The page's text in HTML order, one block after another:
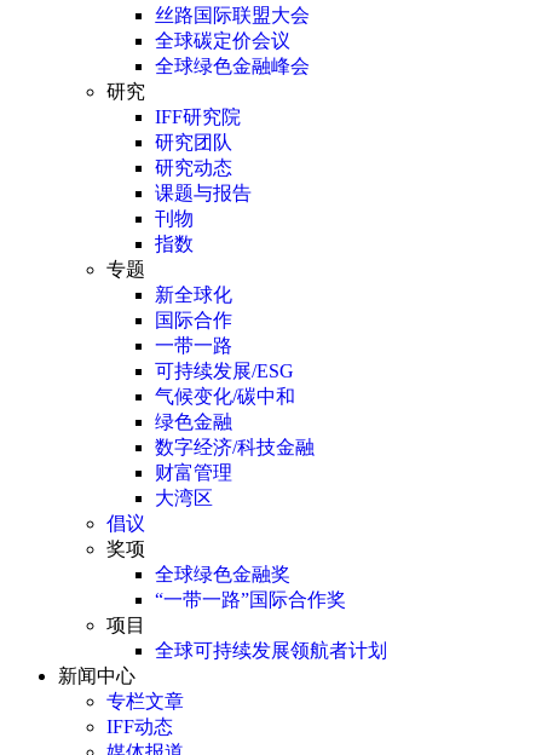
丝路国际联盟大会
全球碳定价会议
全球绿色金融峰会
研究
IFF研究院
研究团队
研究动态
课题与报告
刊物
指数
专题
新全球化
国际合作
一带一路
可持续发展/ESG
气候变化/碳中和
绿色金融
数字经济/科技金融
财富管理
大湾区
倡议
奖项
全球绿色金融奖
“一带一路”国际合作奖
项目
全球可持续发展领航者计划
新闻中心
专栏文章
IFF动态